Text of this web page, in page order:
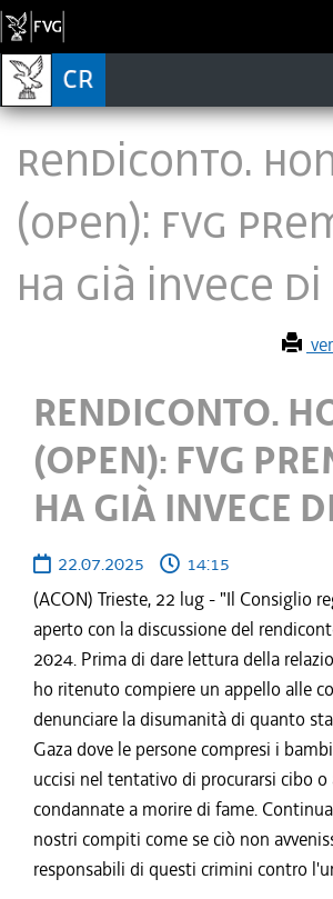
RENDICONTO.
(OPEN): FVG
HA GIÀ INVECE DI
RENDICONTO.
(OPEN): FVG
HA GIÀ INVECE
22.07.2025
14:15
(ACON) Trieste, 22 lug - "Il Consiglio
aperto con la discussione del
2024. Prima di dare lettura della
ho ritenuto compiere un appello alle
denunciare la disumanità di quanto
Gaza dove le persone compresi i
uccisi nel tentativo di procurarsi cibo
condannate a morire di fame.
nostri compiti come se ciò non
responsabili di questi crimini contro